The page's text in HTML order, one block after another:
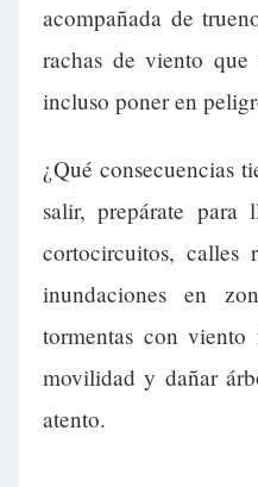
acompañada de
rachas de viento
incluso poner en
¿Qué consecuencias
salir, prepárate para
cortocircuitos, calles
inundaciones en
tormentas con viento
movilidad y dañar
atento.